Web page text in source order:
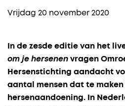
Vrijdag 20 november 2020
In de zesde editie van het
om je hersenen vragen
Hersenstichting aandacht
aantal mensen dat te
hersenaandoening. In